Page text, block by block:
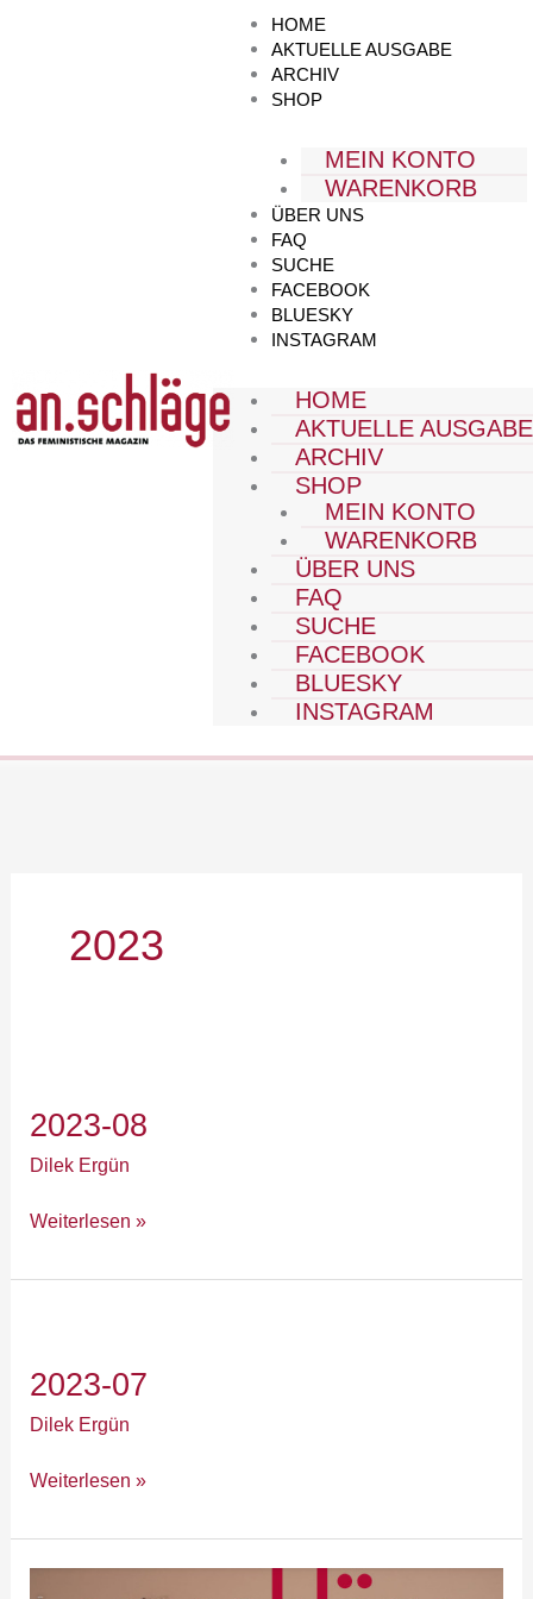
HOME
AKTUELLE AUSGABE
ARCHIV
SHOP
MEIN KONTO
WARENKORB
ÜBER UNS
FAQ
SUCHE
FACEBOOK
BLUESKY
INSTAGRAM
HOME
AKTUELLE AUSGABE
ARCHIV
SHOP
MEIN KONTO
WARENKORB
ÜBER UNS
FAQ
SUCHE
FACEBOOK
BLUESKY
INSTAGRAM
2023
2023-08
Dilek Ergün
Weiterlesen »
2023-07
Dilek Ergün
Weiterlesen »